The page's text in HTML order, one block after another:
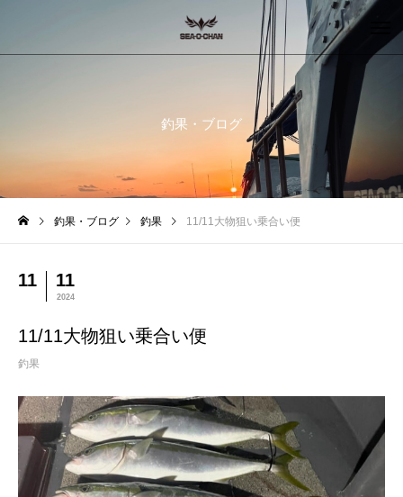
釣果・ブログ
釣果・ブログ 釣果 11/11大物狙い乗合い便
11 11
2024
11/11大物狙い乗合い便
釣果